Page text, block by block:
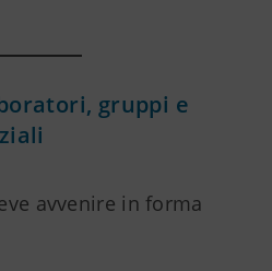
gruppi e
avvenire in forma